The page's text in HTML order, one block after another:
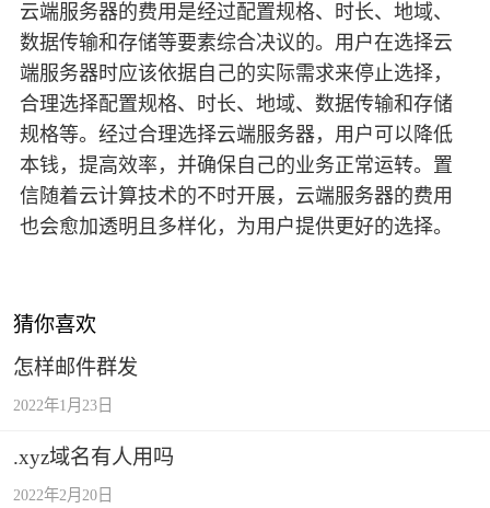
云端服务器的费用是经过配置规格、时长、地域、
数据传输和存储等要素综合决议的。用户在选择云
端服务器时应该依据自己的实际需求来停止选择，
合理选择配置规格、时长、地域、数据传输和存储
规格等。经过合理选择云端服务器，用户可以降低
本钱，提高效率，并确保自己的业务正常运转。置
信随着云计算技术的不时开展，云端服务器的费用
也会愈加透明且多样化，为用户提供更好的选择。
猜你喜欢
怎样邮件群发
2022年1月23日
.xyz域名有人用吗
2022年2月20日